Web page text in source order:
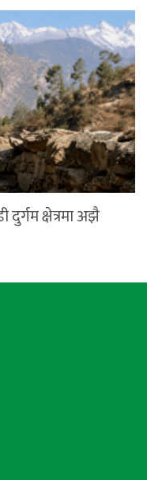
दुर्गम क्षेत्रमा अझै